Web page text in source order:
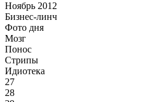
Ноябрь 2012
Бизнес-линч
Фото дня
Мозг
Понос
Стрипы
Идиотека
27
28